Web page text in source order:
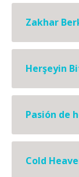
Zakhar
Herşeyin
Pasión de
Cold